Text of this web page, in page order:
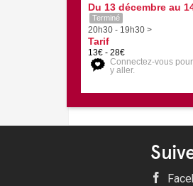
Du 13 décembre au
Terminé
20h30 - 19h30 >
Tarif
13€ - 28€
Connectez-vous
y aller.